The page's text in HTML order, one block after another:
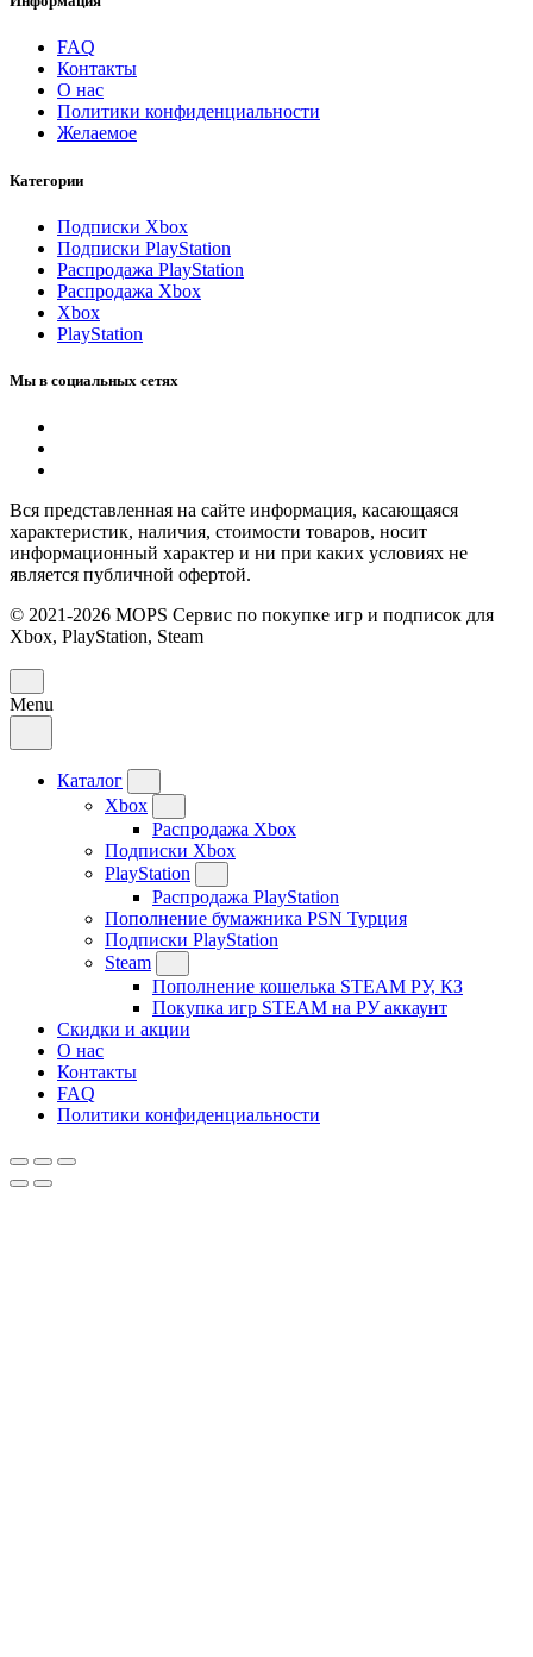
FAQ
Контакты
О нас
Политики конфиденциальности
Желаемое
Категории
Подписки Xbox
Подписки PlayStation
Распродажа PlayStation
Распродажа Xbox
Xbox
PlayStation
Мы в социальных сетях
Вся представленная на сайте информация, касающаяся
характеристик, наличия, стоимости товаров, носит
информационный характер и ни при каких условиях не
является публичной офертой.
© 2021-2026 MOPS Сервис по покупке игр и подписок для
Xbox, PlayStation, Steam
Menu
Каталог
Xbox
Распродажа Xbox
Подписки Xbox
PlayStation
Распродажа PlayStation
Пополнение бумажника PSN Турция
Подписки PlayStation
Steam
Пополнение кошелька STEAM РУ, КЗ
Покупка игр STEAM на РУ аккаунт
Скидки и акции
О нас
Контакты
FAQ
Политики конфиденциальности